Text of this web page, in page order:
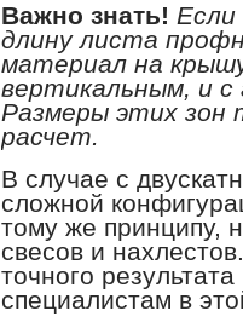
Важно знать!
длину листа
материал на
вертикальным, и
Размеры этих зон
расчет.
В случае с
сложной
тому же принципу,
свесов и
точного
специалистам в